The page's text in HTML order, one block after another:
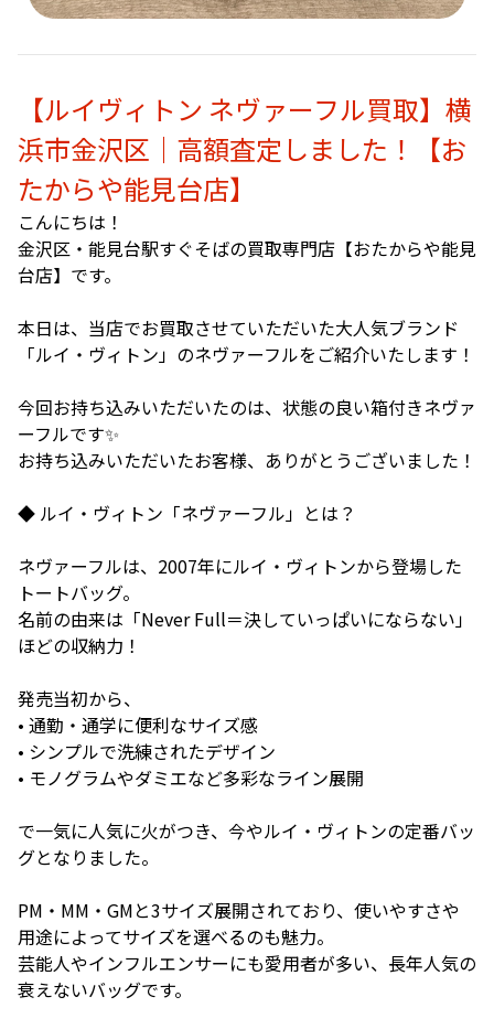
【ルイヴィトン ネヴァーフル買取】横
浜市金沢区｜高額査定しました！【お
たからや能見台店】
こんにちは！
金沢区・能見台駅すぐそばの買取専門店【おたからや能見
台店】です。
本日は、当店でお買取させていただいた大人気ブランド
「ルイ・ヴィトン」のネヴァーフルをご紹介いたします！
今回お持ち込みいただいたのは、状態の良い箱付きネヴァ
ーフルです✨
お持ち込みいただいたお客様、ありがとうございました！
◆ ルイ・ヴィトン「ネヴァーフル」とは？
ネヴァーフルは、2007年にルイ・ヴィトンから登場した
トートバッグ。
名前の由来は「Never Full＝決していっぱいにならない」
ほどの収納力！
発売当初から、
• 通勤・通学に便利なサイズ感
• シンプルで洗練されたデザイン
• モノグラムやダミエなど多彩なライン展開
で一気に人気に火がつき、今やルイ・ヴィトンの定番バッ
グとなりました。
PM・MM・GMと3サイズ展開されており、使いやすさや
用途によってサイズを選べるのも魅力。
芸能人やインフルエンサーにも愛用者が多い、長年人気の
衰えないバッグです。